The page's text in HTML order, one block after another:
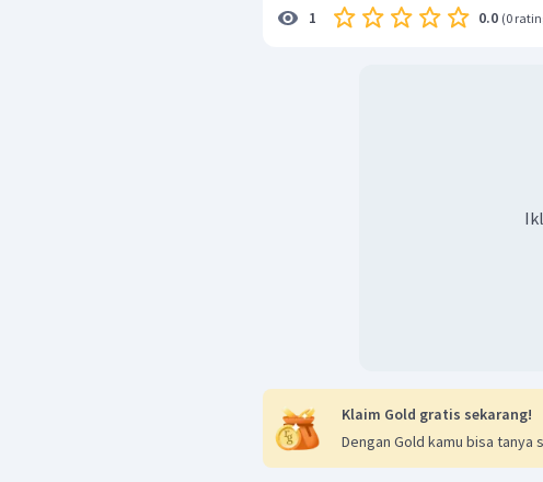
1 0.0 (0
Klaim Gold gratis sekarang!
Dengan Gold kamu bisa tanya